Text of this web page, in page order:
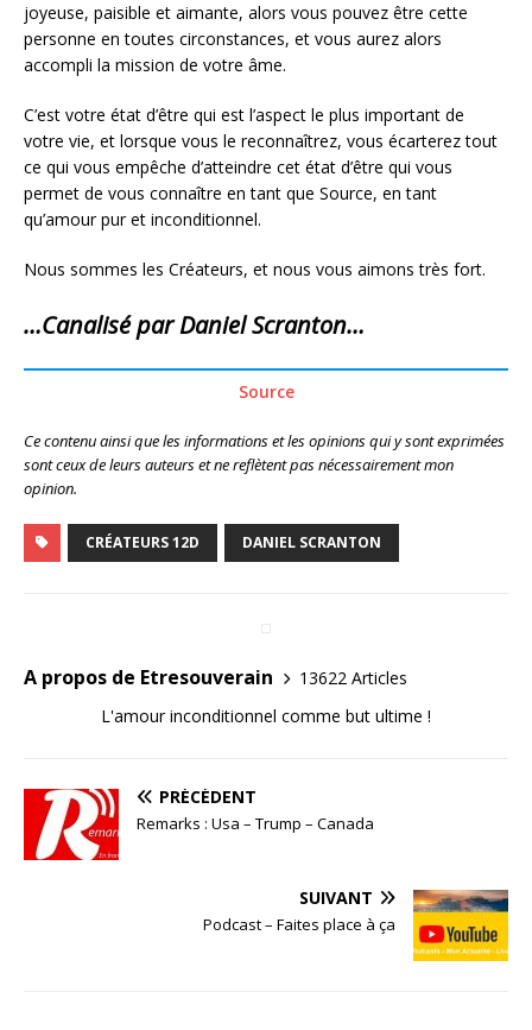
joyeuse, paisible et aimante, alors vous pouvez être cette
personne en toutes circonstances, et vous aurez alors
accompli la mission de votre âme.
C’est votre état d’être qui est l’aspect le plus important de
votre vie, et lorsque vous le reconnaîtrez, vous écarterez tout
ce qui vous empêche d’atteindre cet état d’être qui vous
permet de vous connaître en tant que Source, en tant
qu’amour pur et inconditionnel.
Nous sommes les Créateurs, et nous vous aimons très fort.
…Canalisé par Daniel Scranton…
Source
Ce contenu ainsi que les informations et les opinions qui y sont exprimées
sont ceux de leurs auteurs et ne reflètent pas nécessairement mon
opinion.
CRÉATEURS 12D DANIEL SCRANTON
A propos de Etresouverain
13622 Articles
L'amour inconditionnel comme but ultime !
PRÉCÉDENT
Remarks : Usa – Trump – Canada
SUIVANT
Podcast – Faites place à ça